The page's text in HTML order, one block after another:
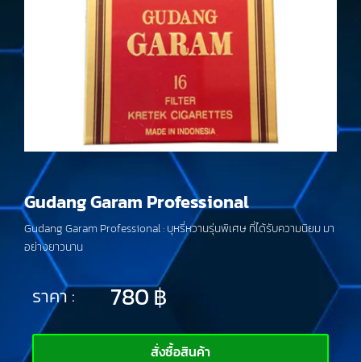
Gudang Garam Professional
Gudang Garam Professional : บุหรี่หวานรุ่นพิเศษ ที่ได้รับความนิยม มา
อย่างยาวนาน
ราคา : 780฿
สั่งซื้อสินค้า